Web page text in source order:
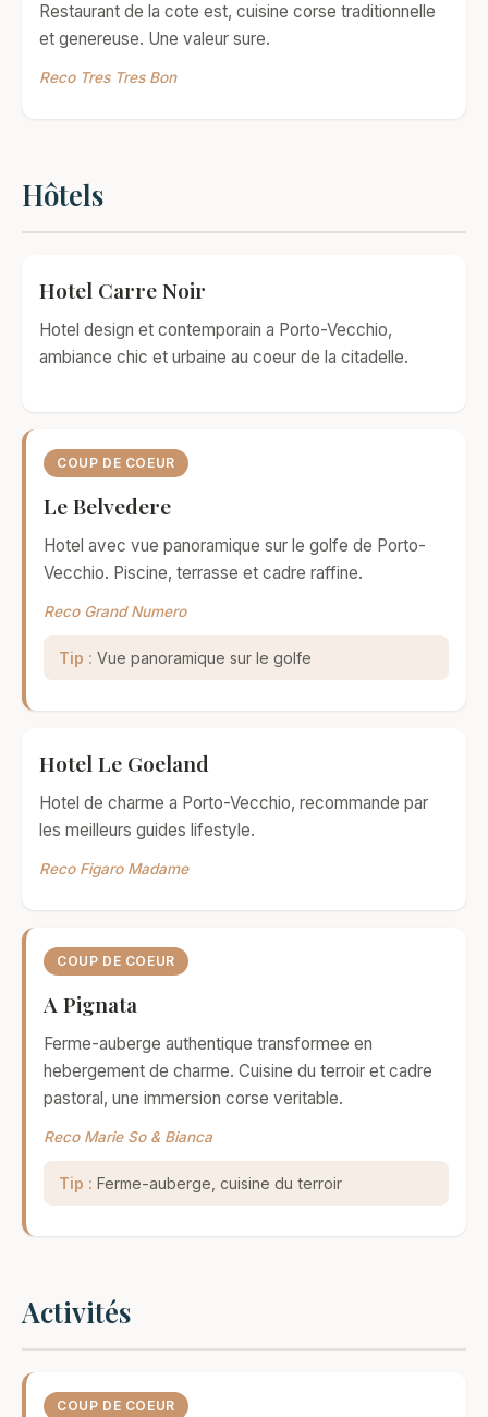
Restaurant de la cote est, cuisine corse traditionnelle
et genereuse. Une valeur sure.
Reco Tres Tres Bon
Hôtels
Hotel Carre Noir
Hotel design et contemporain a Porto-Vecchio,
ambiance chic et urbaine au coeur de la citadelle.
COUP DE COEUR
Le Belvedere
Hotel avec vue panoramique sur le golfe de Porto-
Vecchio. Piscine, terrasse et cadre raffine.
Reco Grand Numero
Tip : Vue panoramique sur le golfe
Hotel Le Goeland
Hotel de charme a Porto-Vecchio, recommande par
les meilleurs guides lifestyle.
Reco Figaro Madame
COUP DE COEUR
A Pignata
Ferme-auberge authentique transformee en
hebergement de charme. Cuisine du terroir et cadre
pastoral, une immersion corse veritable.
Reco Marie So & Bianca
Tip : Ferme-auberge, cuisine du terroir
Activités
COUP DE COEUR